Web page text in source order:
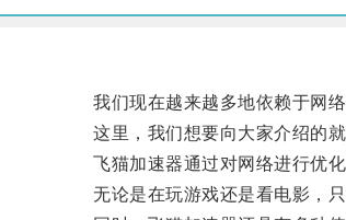
我们现在越来越多地依赖于网络
这里，我们想要向大家介绍的就
飞猫加速器通过对网络进行优化
无论是在玩游戏还是看电影，只